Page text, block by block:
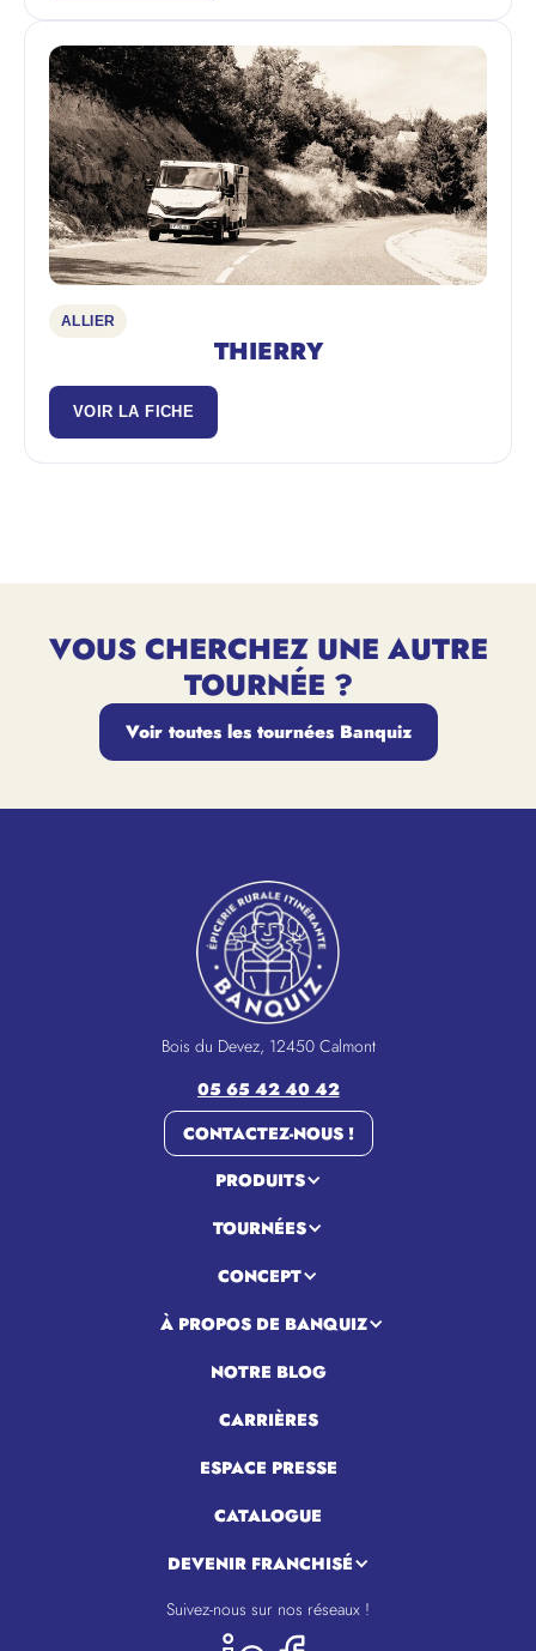
ALLIER
THIERRY
VOIR LA FICHE
VOUS CHERCHEZ UNE AUTRE
TOURNÉE ?
Voir toutes les tournées Banquiz
Bois du Devez, 12450 Calmont
05 65 42 40 42
CONTACTEZ-NOUS !
PRODUITS
TOURNÉES
CONCEPT
À PROPOS DE BANQUIZ
NOTRE BLOG
CARRIÈRES
ESPACE PRESSE
CATALOGUE
DEVENIR FRANCHISÉ
Suivez-nous sur nos réseaux !